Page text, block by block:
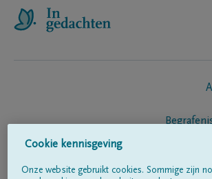
Cookie kennisgeving
Onze website gebruikt cookies. Sommige zijn